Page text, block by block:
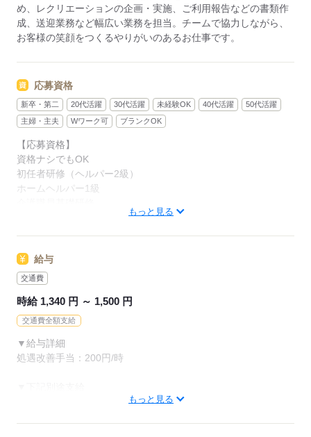
う方でも大丈夫！入社後は充実の研修で基本からしっ
かり学べます。無資格・未経験スタートの方が多く活
躍しており、一人ひとりのペースに合わせて成長を後
職場です。
め、レクリエーションの企画・実施、ご利用報告などの書類作
成、送迎業務など幅広い業務を担当。チームで協力しながら、
お客様の笑顔をつくるやりがいのあるお仕事です。
応募資格
新卒・第二 20代活躍 30代活躍 未経験OK 40代活躍
50代活躍
主婦・主夫
Wワーク可 ブランクOK
【応募資格】
資格ナシでもOK
初任者研修（ヘルパー2級）
ホームヘルパー1級
《備考》
介護職員としての経験がある方歓迎。
※記録の入力にタブレットを使用します。
※曜日固定を希望される場合は可能が曜日を確認後選考スター
ト
もっと見る
給与
交通費
時給 1,340 円 ～ 1,500 円
交通費全額支給
▼給与詳細
処遇改善手当：200円/時
もっと見る